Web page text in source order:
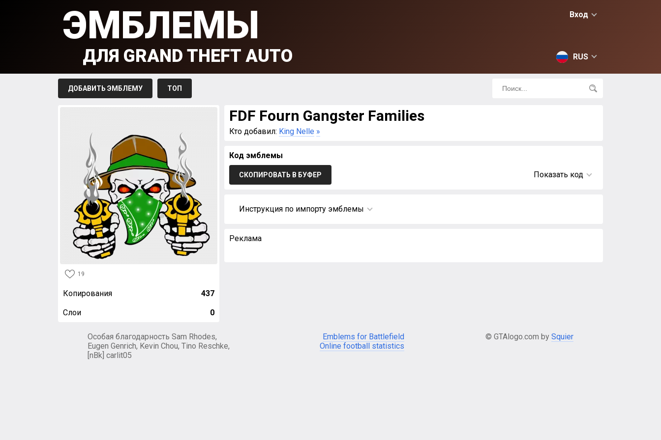
Вход
RUS
ЭМБЛЕМЫ
ДЛЯ GRAND THEFT AUTO
ДОБАВИТЬ ЭМБЛЕМУ ТОП
19
Копирования 437
Слои 0
FDF Fourn Gangster Families
Кто добавил: King Nelle »
Код эмблемы
СКОПИРОВАТЬ В БУФЕР Показать код
Инструкция по импорту эмблемы
Реклама
Особая благодарность Sam Rhodes,
Eugen Genrich, Kevin Chou, Tino Reschke,
[nBk] carlit05
Emblems for Battlefield
Online football statistics
© GTAlogo.com by Squier